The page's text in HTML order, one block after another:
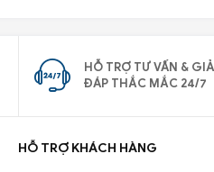
HỖ TRỢ TƯ VẤN &
ĐÁP THẮC MẮC 24/7
HỖ TRỢ KHÁCH HÀNG